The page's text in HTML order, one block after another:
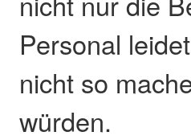
Personal
nicht so
würden.